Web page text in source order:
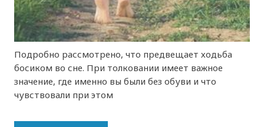
Подробно рассмотрено, что предвещает ходьба
босиком во сне. При толковании имеет важное
значение, где именно вы были без обуви и что
чувствовали при этом